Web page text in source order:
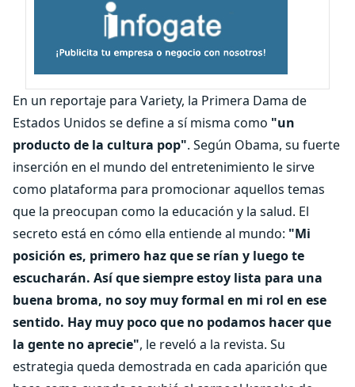
En un reportaje para Variety, la Primera Dama de
Estados Unidos se define a sí misma como "un
producto de la cultura pop". Según Obama, su fuerte
inserción en el mundo del entretenimiento le sirve
como plataforma para promocionar aquellos temas
que la preocupan como la educación y la salud. El
secreto está en cómo ella entiende al mundo: "Mi
posición es, primero haz que se rían y luego te
escucharán. Así que siempre estoy lista para una
buena broma, no soy muy formal en mi rol en ese
sentido. Hay muy poco que no podamos hacer que
la gente no aprecie", le reveló a la revista. Su
estrategia queda demostrada en cada aparición que